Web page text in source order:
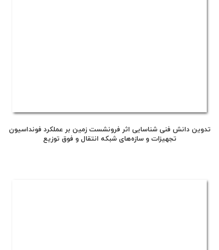
تدوین دانش فنی شناسایی اثر فرونشست زمین بر عملکرد فونداسیون
تجهیزات و سازه‌های شبکه انتقال و فوق توزیع